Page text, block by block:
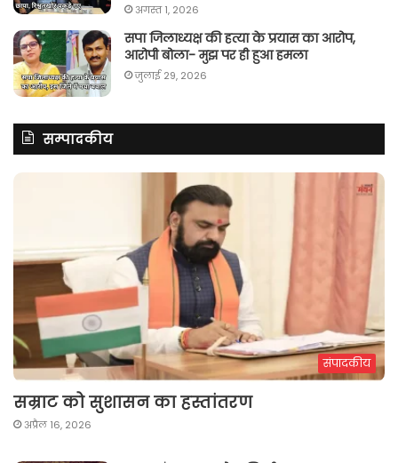
अगस्त 1, 2026
सपा जिलाध्यक्ष की हत्या के प्रयास का आरोप,
आरोपी बोला- मुझ पर ही हुआ हमला
जुलाई 29, 2026
सम्पादकीय
संपादकीय
सम्राट को सुशासन का हस्तांतरण
अप्रैल 16, 2026